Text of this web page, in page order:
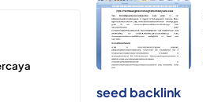
seed backlink